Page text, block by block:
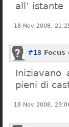
all’ istante
18 Nov 2008,
#18 Focus
Iniziavano
pieni di
18 Nov 2008,